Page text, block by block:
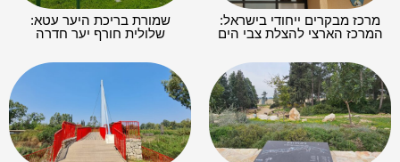
מרכז מבקרים ייחודי בישראל:
המרכז הארצי להצלת צבי הים
שמורת בריכת היער עטא:
שלולית חורף יער חדרה